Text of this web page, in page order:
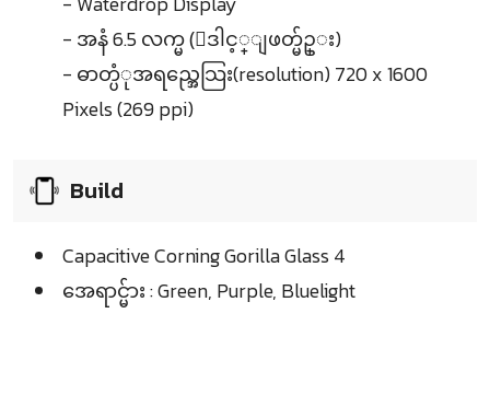
- အနံ 6.5 လက္မ (ေဒါင့္ျဖတ္မ်ဥ္း)
- ဓာတ္ပံုအရည္အေသြး(resolution) 720 x 1600
Pixels (269 ppi)
Build
Capacitive Corning Gorilla Glass 4
အေရာင္မ်ား : Green, Purple, Bluelight